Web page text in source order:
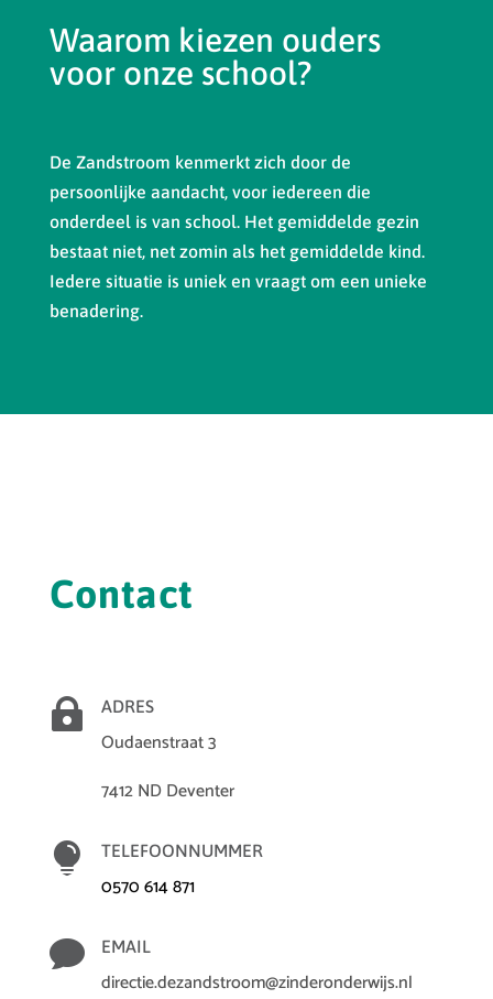
Waarom kiezen ouders
voor onze school?
De Zandstroom kenmerkt zich door de
persoonlijke aandacht, voor iedereen die
onderdeel is van school. Het gemiddelde gezin
bestaat niet, net zomin als het gemiddelde kind.
Iedere situatie is uniek en vraagt om een unieke
benadering.
Contact
 ADRES
Oudaenstraat 3
7412 ND Deventer
 TELEFOONNUMMER
0570 614 871
 EMAIL
directie.dezandstroom@zinderonderwijs.nl